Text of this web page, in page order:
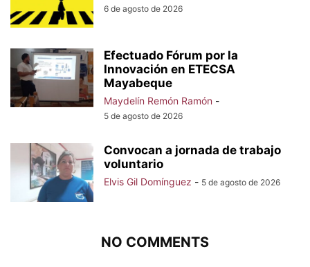
6 de agosto de 2026
Efectuado Fórum por la
Innovación en ETECSA
Mayabeque
Maydelín Remón Ramón -
5 de agosto de 2026
Convocan a jornada de trabajo
voluntario
Elvis Gil Domínguez - 5 de agosto de 2026
NO COMMENTS